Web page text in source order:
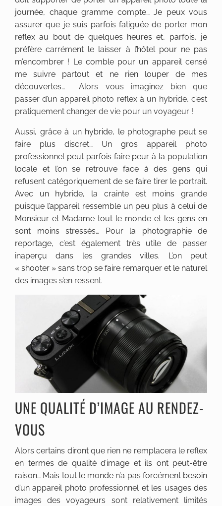
journée, chaque gramme compte… Je peux vous
assurer que je suis parfois fatiguée de porter mon
reflex au bout de quelques heures et, parfois, je
préfère carrément le laisser à l’hôtel pour ne pas
m’encombrer ! Le comble pour un appareil censé
me suivre partout et ne rien louper de mes
découvertes…Alors vous imaginez bien que
passer d’un appareil photo reflex à un hybride, c’est
pratiquement changer de vie pour un voyageur !
Aussi, grâce à un hybride, le photographe peut se
faire plus discret… Un gros appareil photo
professionnel peut parfois faire peur à la population
locale et l’on se retrouve face à des gens qui
refusent catégoriquement de se faire tirer le portrait.
Avec un hybride, la crainte est moins grande
puisque l’appareil ressemble un peu plus à celui de
Monsieur et Madame tout le monde et les gens en
sont moins stressés… Pour la photographie de
reportage, c’est également très utile de passer
inaperçu dans les grandes villes. L’on peut
« shooter » sans trop se faire remarquer et le naturel
des images s’en ressent.
UNE QUALITÉ D’IMAGE AU RENDEZ-
VOUS
Alors certains diront que rien ne remplacera le reflex
en termes de qualité d’image et ils ont peut-être
raison… Mais tout le monde n’a pas forcément besoin
d’un appareil photo professionnel et les usages des
images des voyageurs sont relativement limités